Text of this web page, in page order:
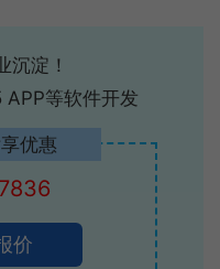
沉淀！
等软件开发
优惠
价